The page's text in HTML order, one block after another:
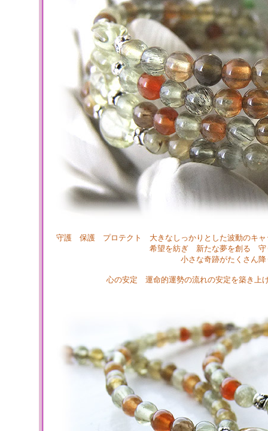
守護 保護 プロテクト 大きなしっかりとした波動のキャ
希望を紡ぎ 新たな夢を創る 守
小さな奇跡がたくさん
心の安定 運命的運勢の流れの安定を築き